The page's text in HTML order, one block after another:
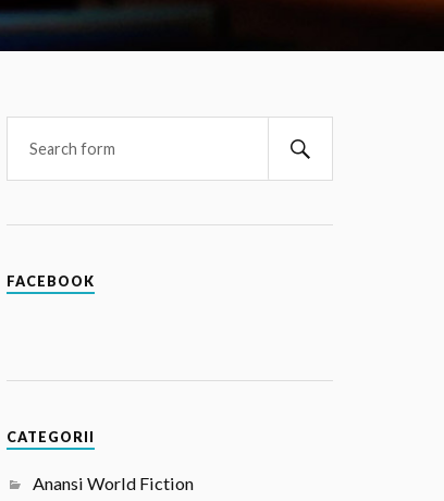
FACEBOOK
CATEGORII
Anansi World Fiction